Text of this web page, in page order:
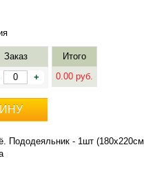
Заказ
+
Итого
0.00 руб.
Пододеяльник - 1шт